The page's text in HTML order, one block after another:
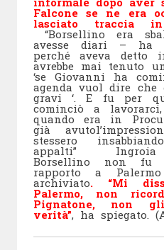
Falcone se ne era
lasciato traccia
“Borsellino era
avesse diari – ha
perché aveva
avrebbe mai tenuto
‘se Giovanni ha
agenda vuol dire che
gravi ‘. E fu per
cominciò a
quando era in
già
stessero
appalti” Ingroia
Borsellino non
rapporto a
archiviato. “Mi
Palermo, non
Pignatone, non
verità”, ha spiegato.